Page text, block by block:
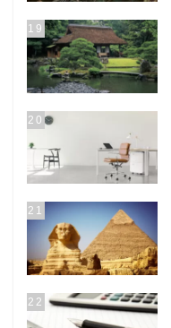
19
20
21
22